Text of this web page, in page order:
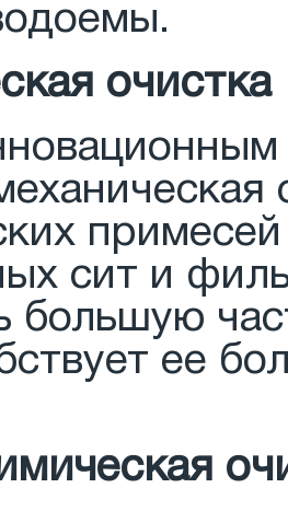
очистка
сит и
большую
ее